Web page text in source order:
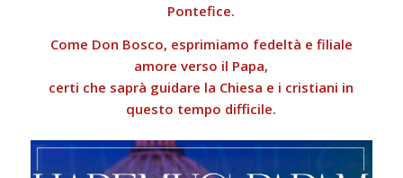
Pontefice.
Come Don Bosco, esprimiamo fedeltà e filiale
amore verso il Papa,
certi che saprà guidare la Chiesa e i cristiani in
questo tempo difficile.